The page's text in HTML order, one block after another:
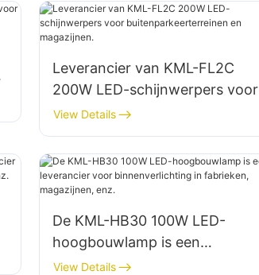
Leverancier van KML-FL2C
200W LED-schijnwerpers voor
buitenparkeerterreinen en
magazijnen.
View Details
De KML-HB30 100W LED-
hoogbouwlamp is een
leverancier voor
View Details